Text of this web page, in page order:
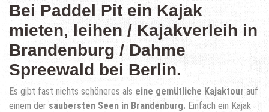
Bei Paddel Pit ein Kajak
mieten, leihen / Kajakverleih in
Brandenburg / Dahme
Spreewald bei Berlin.
Es gibt fast nichts schöneres als eine gemütliche Kajaktour auf
einem der saubersten Seen in Brandenburg. Einfach ein Kajak